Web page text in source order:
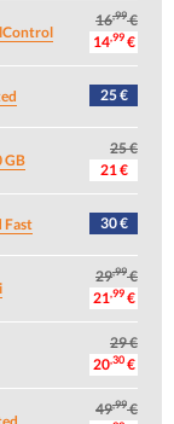
16,99€
14,99€
25 €
GB
25 €
21 €
Fast 30 €
29,99€
21,99€
29 €
20,30€
49,99€